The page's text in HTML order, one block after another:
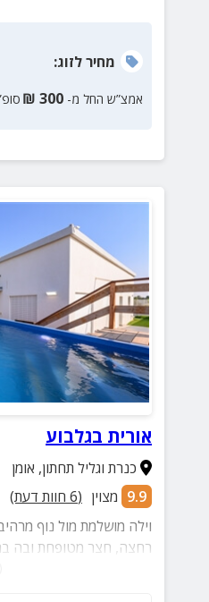
מחירלזוג:
אמצ”ש החל מ- 300
₪
אורית בגלבוע
כנרת וגליל תחתון, אומן
9.9 מצוין (
6 חוות דעת)
רחצה, חצר מטופחת ובה